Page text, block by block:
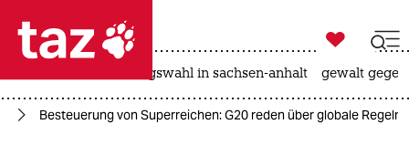
 taz zahl ich
taz zahl ich

taz zahl ich
landtagswahl in sachsen-anhalt gewalt
Besteuerung von Superreichen: G20 reden über globale Regeln